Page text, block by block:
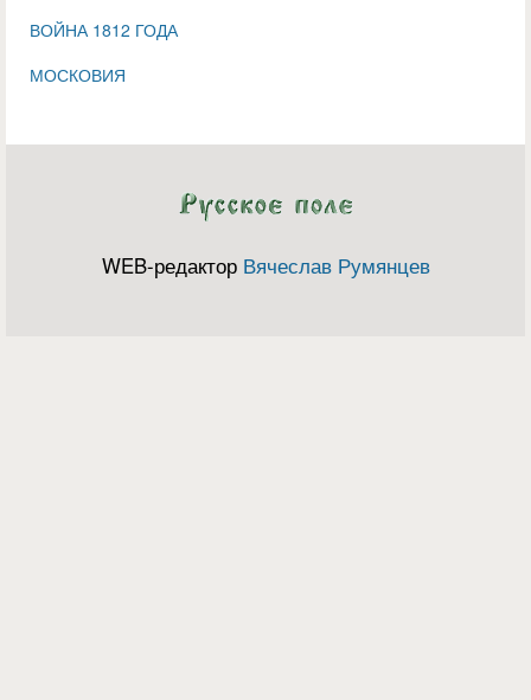
ВОЙНА 1812 ГОДА
МОСКОВИЯ
WEB-редактор Вячеслав Румянцев